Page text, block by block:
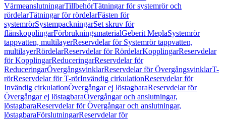
VärmeanslutningarTillbehörTätningar för systemrör och
rördelarTätningar för rördelarFästen för
systemrörSystempackningarSet skruv för
flänskopplingarFörbrukningsmaterialGeberit MeplaSystemrör
tappvatten, multilayerReservdelar för Systemrör tappvatten,
multilayerRördelarReservdelar för RördelarKopplingarReservdelar
för KopplingarReduceringarReservdelar för
ReduceringarÖvergångsvinklarReservdelar för ÖvergångsvinklarT-
rörReservdelar för T-rörInvändig cirkulationReservdelar för
Invändig cirkulationÖvergångar ej löstagbaraReservdelar för
Övergångar ej löstagbaraÖvergångar och anslutningar,
löstagbaraReservdelar för Övergångar och anslutningar,
löstagbaraFörslutningarReservdelar för